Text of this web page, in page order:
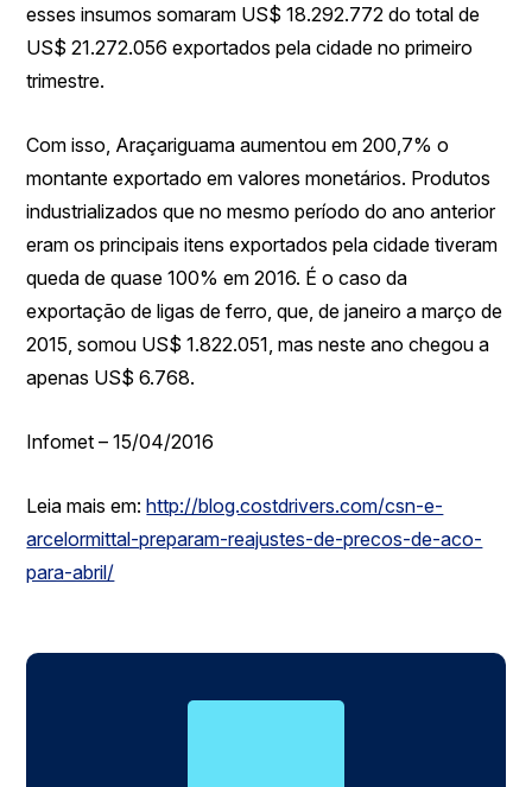
esses insumos somaram US$ 18.292.772 do total de
US$ 21.272.056 exportados pela cidade no primeiro
trimestre.
Com isso, Araçariguama aumentou em 200,7% o
montante exportado em valores monetários. Produtos
industrializados que no mesmo período do ano anterior
eram os principais itens exportados pela cidade tiveram
queda de quase 100% em 2016. É o caso da
exportação de ligas de ferro, que, de janeiro a março de
2015, somou US$ 1.822.051, mas neste ano chegou a
apenas US$ 6.768.
Infomet – 15/04/2016
Leia mais em:http://blog.costdrivers.com/csn-e-
arcelormittal-preparam-reajustes-de-precos-de-aco-
para-abril/